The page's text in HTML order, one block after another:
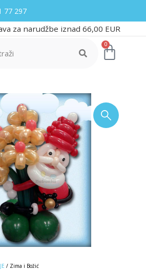
za narudžbe iznad 66,00 EUR
0
/ Zima i Božić
297